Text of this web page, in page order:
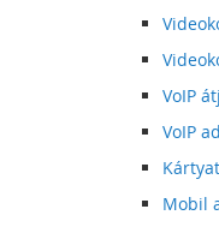
VoIP
VoIP
Mobil